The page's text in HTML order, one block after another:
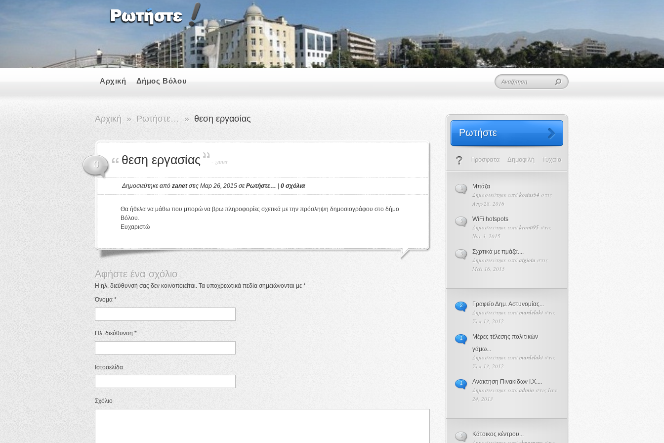
Αρχική Δήμος Βόλου
Αρχική » Ρωτήστε… » θεση εργασίας
0 θεση εργασίας - zanet
Δημοσιεύτηκε από zanetστις Μαρ 26, 2015 σεΡωτήστε… 0 σχόλια
Θα ήθελα να μάθω που μπορώ να βρω πληροφορίες σχετικά με την πρόσληψη δημοσιογράφου στο δήμο
Βόλου.
Ευχαριστώ
Αφήστε ένα σχόλιο
Η ηλ. διεύθυνσή σας δεν κοινοποιείται. Τα υποχρεωτικά πεδία σημειώνονται με *
Όνομα *
Ηλ. διεύθυνση *
Ιστοσελίδα
Σχόλιο
Ρωτήστε
Πρόσφατα Δημοφιλή Τυχαία
Μπάζα
Δημοσιεύτηκε από kostas54 στις
Απρ 28, 2016
0
WiFi hotspots
Δημοσιεύτηκε από kronti95 στις
Νοε 3, 2015
0
Σχρτικά με πμάζα....
Δημοσιεύτηκε από atgiota στις
Μάι 16, 2015
0
Γραφείο Δημ. Αστυνομίας...
Δημοσιεύτηκε από mardelaki στις
Σεπ 13, 2012
2
Μέρες τέλεσης πολιτικών
γάμω...
Δημοσιεύτηκε από mardelaki στις
Σεπ 13, 2012
1
Ανάκτηση Πινακίδων Ι.Χ....
Δημοσιεύτηκε από admin στις Ιαν
24, 2013
1
Κάτοικος κέντρου...
0